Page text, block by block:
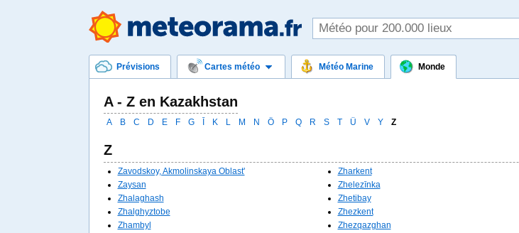
Prévisions Cartes météo Météo Marine Monde
A - Z en Kazakhstan
A B C D E F G K L M N Ö P Q R S T Ü V Y Z
Z
Zavodskoy, Akmolinskaya Oblast'
Zaysan
Zhalaghash
Zhalghyztobe
Zhambyl
Zharkent
Zhelezīnka
Zhetibay
Zhezkent
Zhezqazghan